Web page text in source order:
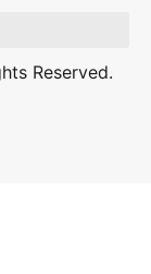
Reserved.